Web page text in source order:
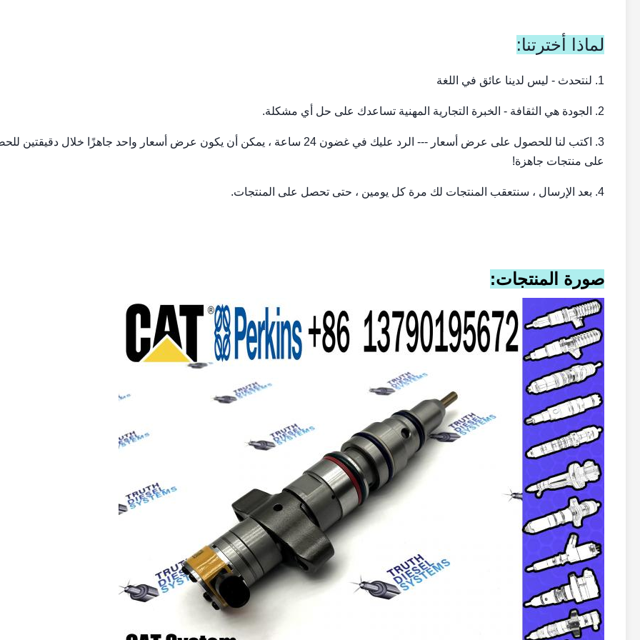
لماذا أخترتنا:
1. لنتحدث - ليس لدينا عائق في اللغة
2. الجودة هي الثقافة - الخبرة التجارية المهنية تساعدك على حل أي مشكلة.
3. اكتب لنا للحصول على عرض أسعار --- الرد عليك في غضون 24 ساعة ، يمكن أن يكون عرض أسعار واحد جاهزًا خلال
على منتجات جاهزة!
4. بعد الإرسال ، سنتعقب المنتجات لك مرة كل يومين ، حتى تحصل على المنتجات.
صورة المنتجات: